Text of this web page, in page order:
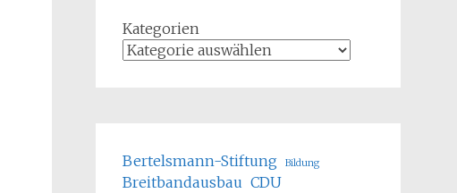
Kategorien
Bertelsmann-Stiftung Bildung
Breitbandausbau CDU